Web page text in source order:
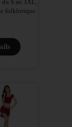
S au 3XL,
folklorique.